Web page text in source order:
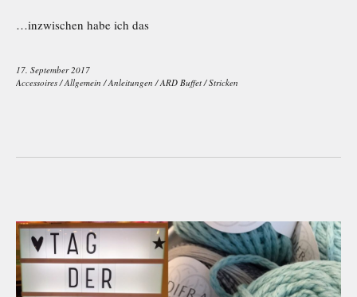
…inzwischen habe ich das
17. September 2017
Accessoires/Allgemein /Anleitungen /ARD Buffet/Stricken